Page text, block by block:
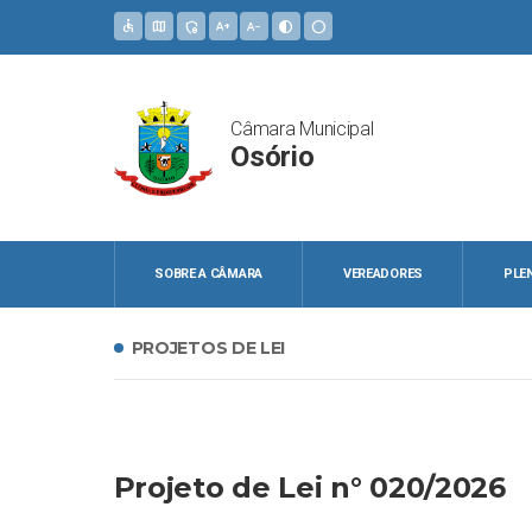
accessible map admin_panel_settings text_increase text_decrease contrast circle
Câmara Municipal
Osório
SOBRE A CÂMARA VEREADORES
PROJETOS DE LEI
Projeto de Lei n° 020/2026